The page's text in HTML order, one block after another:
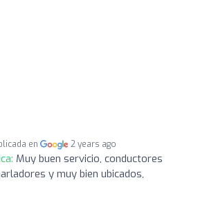
en 2 years ago
Muy buen servicio, conductores
y muy bien ubicados,